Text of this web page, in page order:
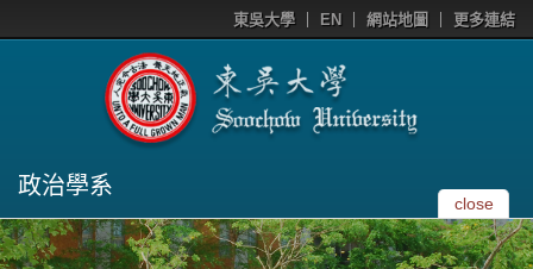
東吳大學 EN 網站地圖 更多連結
政治學系
close